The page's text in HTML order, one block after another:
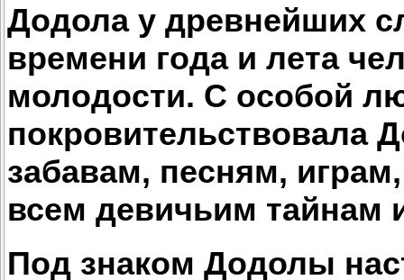
Додола у древнейших
времени года и лета
молодости. С особой
покровительствовала
забавам, песням,
всем девичьим тайнам
Под знаком Додолы